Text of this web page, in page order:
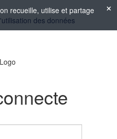
recueille, utilise et partage
des données